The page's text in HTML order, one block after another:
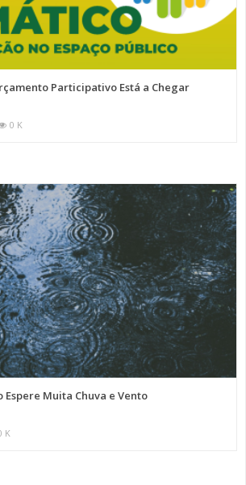
Participativo Está a Chegar
0 K
Muita Chuva e Vento
K